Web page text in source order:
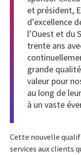
et président,
d’excellence
l’Ouest et du
trente ans
grande
valeur pour
au long de
à un vaste
Cette nouvelle
services aux clients